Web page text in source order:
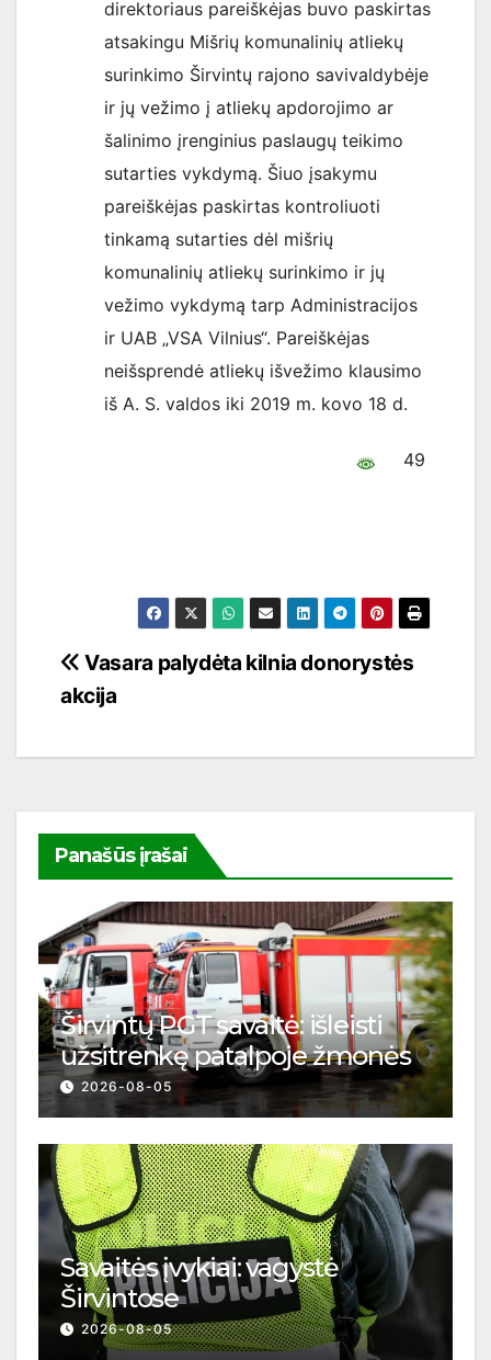
direktoriaus pareiškėjas buvo paskirtas
atsakingu Mišrių komunalinių atliekų
surinkimo Širvintų rajono savivaldybėje
ir jų vežimo į atliekų apdorojimo ar
šalinimo įrenginius paslaugų teikimo
sutarties vykdymą. Šiuo įsakymu
pareiškėjas paskirtas kontroliuoti
tinkamą sutarties dėl mišrių
komunalinių atliekų surinkimo ir jų
vežimo vykdymą tarp Administracijos
ir UAB „VSA Vilnius“. Pareiškėjas
neišsprendė atliekų išvežimo klausimo
iš A. S. valdos iki 2019 m. kovo 18 d.
49
Navigacija
tarp
įrašų
Vasara palydėta kilnia donorystės
akcija
Panašūs įrašai
Širvintų PGT savaitė: išleisti
užsitrenkę patalpoje žmonės
2026-08-05
Savaitės įvykiai: vagystė
Širvintose
2026-08-05